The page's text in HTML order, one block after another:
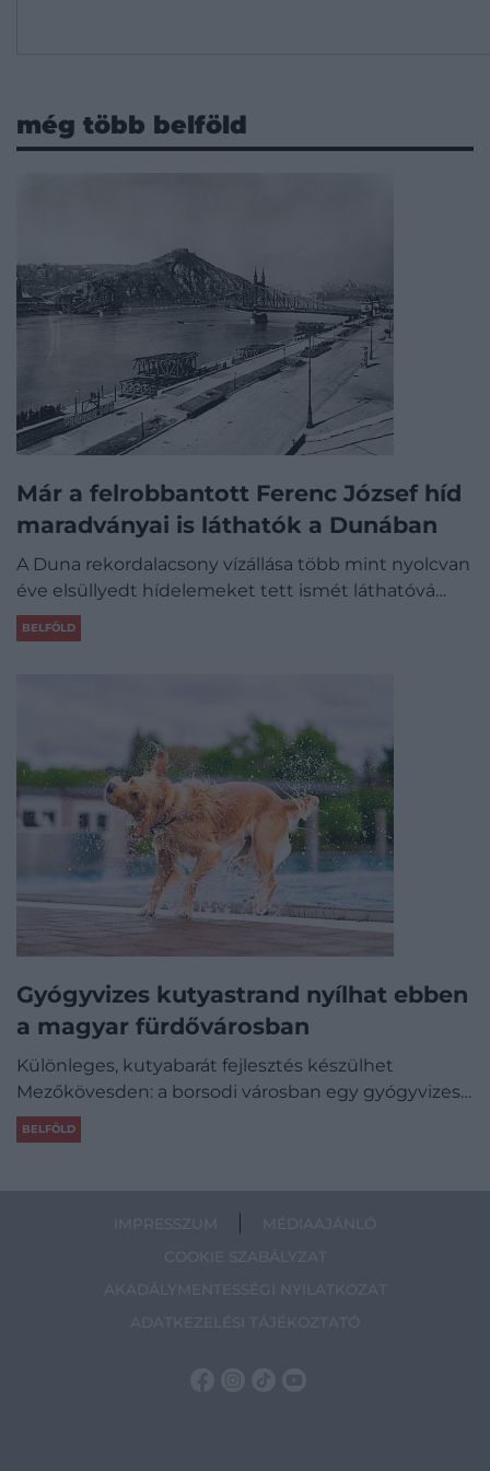
még több belföld
Már a felrobbantott Ferenc József híd
maradványai is láthatók a Dunában
A Duna rekordalacsony vízállása több mint nyolcvan
éve elsüllyedt hídelemeket tett ismét láthatóvá…
BELFÖLD
Gyógyvizes kutyastrand nyílhat ebben
a magyar fürdővárosban
Különleges, kutyabarát fejlesztés készülhet
Mezőkövesden: a borsodi városban egy gyógyvizes…
BELFÖLD